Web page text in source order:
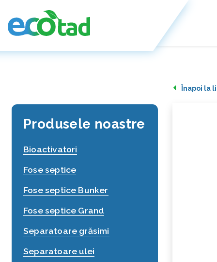
Produsele noastre
Bioactivatori
Fose septice
Fose septice Bunker
Fose septice Grand
Separatoare grăsimi
Separatoare ulei
Înapoi la